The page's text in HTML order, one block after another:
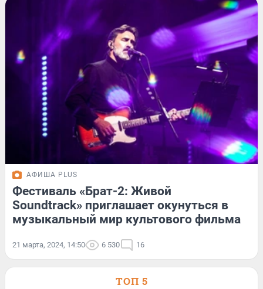
АФИША PLUS
Фестиваль «Брат-2: Живой
Soundtrack» приглашает окунуться в
музыкальный мир культового фильма
21 марта, 2024, 14:50 6 530 16
ТОП 5